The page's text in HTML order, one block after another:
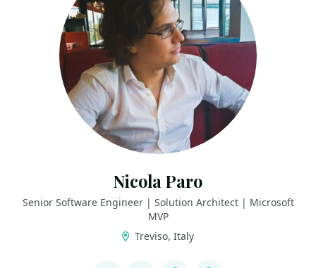
Nicola Paro
Senior Software Engineer | Solution Architect | Microsoft
MVP
Treviso, Italy